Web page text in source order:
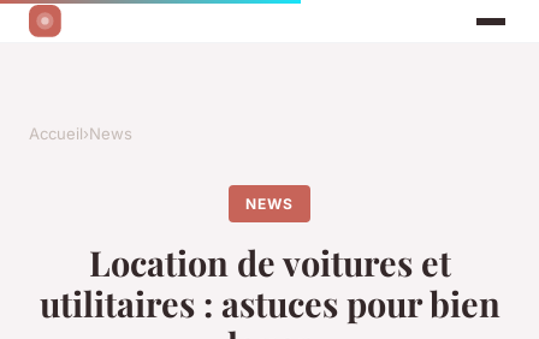
Accueil›News
NEWS
Location de voitures et
utilitaires : astuces pour bien